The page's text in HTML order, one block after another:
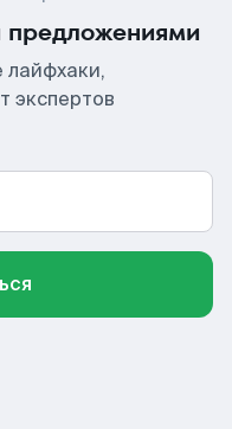
лайфхаки,
экспертов